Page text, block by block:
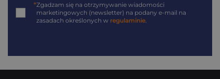
*Zgadzam się na otrzymywanie wiadomości
marketingowych (newsletter) na podany e-mail na
zasadach określonych w regulaminie.